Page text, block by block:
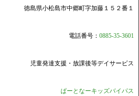
徳島県小松島市中郷町字加藤１５２番１
電話番号： 0885-35-3601
児童発達支援・放課後等デイサービス
ぱーとなーキッズバイパス